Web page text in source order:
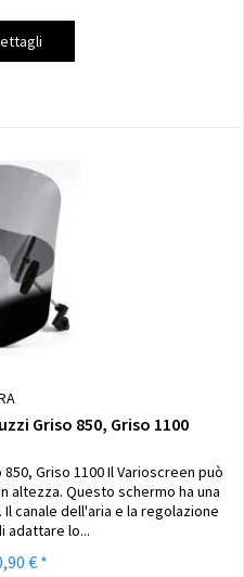
Griso 850, Griso 1100
Griso 1100 Il Varioscreen può
altezza. Questo schermo ha una
canale dell'aria e la regolazione
adattare lo...
€ *